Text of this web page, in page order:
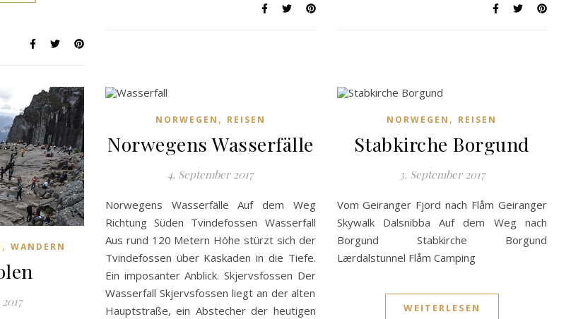
,WANDERN
NORWEGEN , REISEN
Norwegens Wasserfälle
4. September 2017
Norwegens Wasserfälle Auf dem Weg
Richtung Süden Tvindefossen Wasserfall
Aus rund 120 Metern Höhe stürzt sich der
Tvindefossen über Kaskaden in die Tiefe.
Ein imposanter Anblick. Skjervsfossen Der
Wasserfall Skjervsfossen liegt an der alten
Hauptstraße, ein Abstecher der heutigen
NORWEGEN , REISEN
Stabkirche Borgund
3. September 2017
Vom Geiranger Fjord nach Flåm Geiranger
Skywalk Dalsnibba Auf dem Weg nach
Borgund Stabkirche Borgund
Lærdalstunnel Flåm Camping
WEITERLESEN